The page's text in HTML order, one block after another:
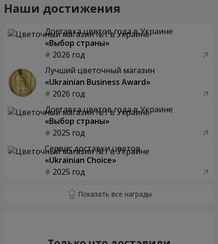
Наши достижения
Доставка цветов года в Украине
«Выбор страны»
2026 год
Лучший цветочный магазин
«Ukrainian Business Award»
2026 год
Доставка цветов года в Украине
«Выбор страны»
2025 год
Сервис доставки цветов
«Ukrainian Choice»
2025 год